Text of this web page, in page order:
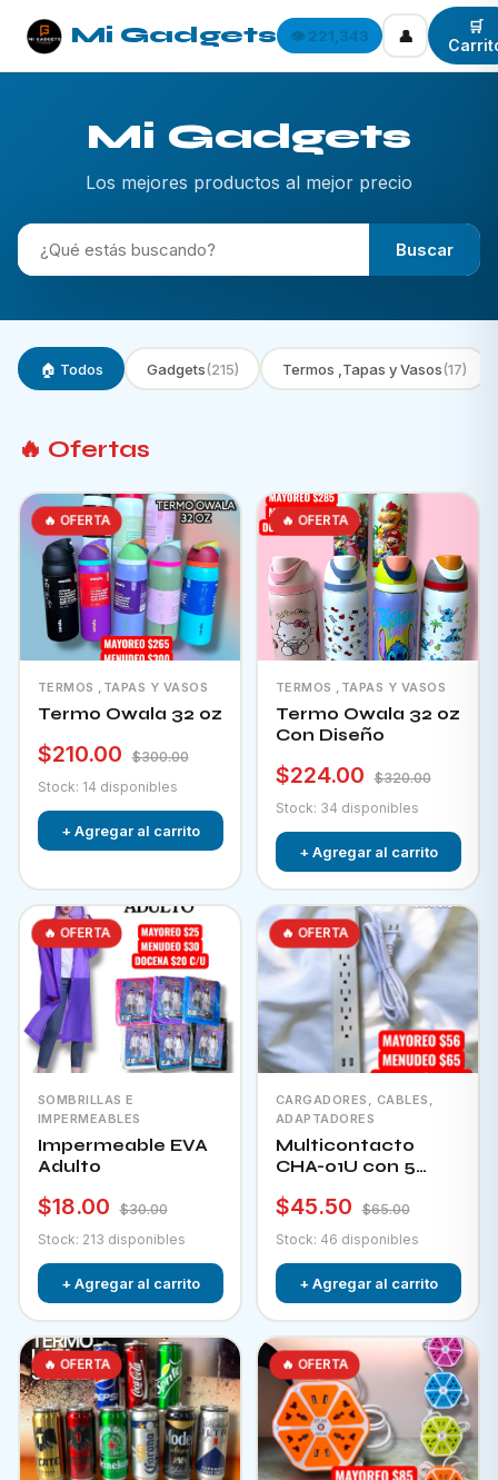
Mi Gadgets 👁️ 221,343 👤
🛒
Mi Gadgets
Los mejores productos al mejor precio
Buscar
🏠 Todos Gadgets(215) Termos ,Tapas y Vasos(17)
🔥 Ofertas
🔥 OFERTA
TERMOS ,TAPAS Y VASOS
Termo Owala 32 oz
$210.00
$300.00
Stock: 14 disponibles
+ Agregar al carrito
🔥 OFERTA
TERMOS ,TAPAS Y VASOS
Termo Owala 32 oz
Con Diseño
$224.00
$320.00
Stock: 34 disponibles
+ Agregar al carrito
🔥 OFERTA
SOMBRILLAS E
IMPERMEABLES
Impermeable EVA
Adulto
$18.00
$30.00
Stock: 213 disponibles
+ Agregar al carrito
🔥 OFERTA
CARGADORES, CABLES,
ADAPTADORES
Multicontacto
CHA-01U con 5
puertos usb e
$45.50
$65.00
Stock: 46 disponibles
+ Agregar al carrito
🔥 OFERTA 🔥 OFERTA